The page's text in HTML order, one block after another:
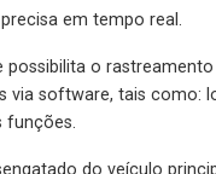
em tempo real.
possibilita o
via software, tais como:
funções.
do veículo